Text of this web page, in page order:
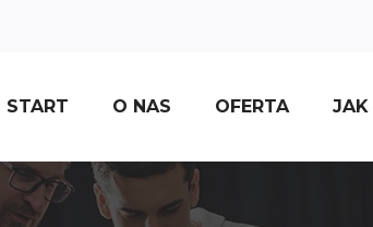
START O NAS OFERTA JAK